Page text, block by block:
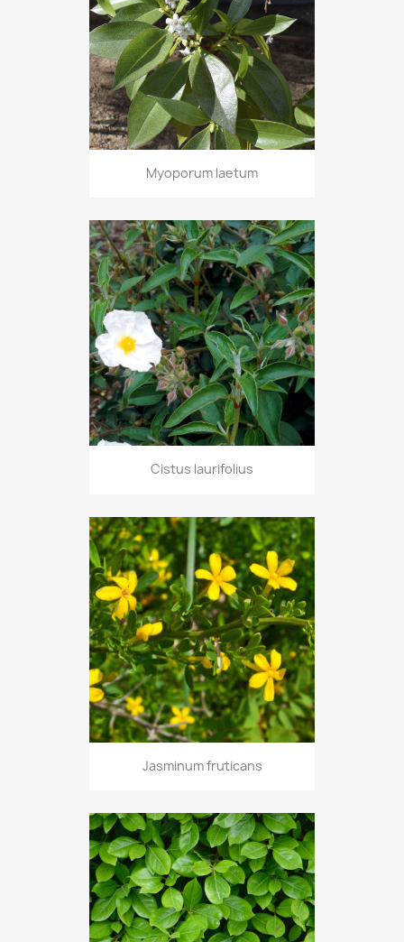
Myoporum laetum
Cistus laurifolius
Jasminum fruticans